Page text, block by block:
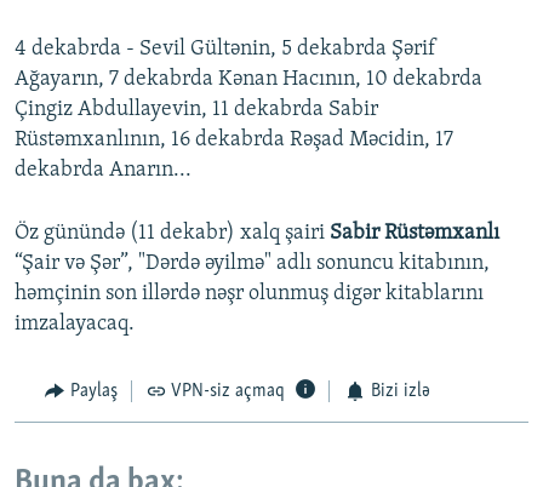
4 dekabrda - Sevil Gültənin, 5 dekabrda Şərif
Ağayarın, 7 dekabrda Kənan Hacının, 10 dekabrda
Çingiz Abdullayevin, 11 dekabrda Sabir
Rüstəmxanlının, 16 dekabrda Rəşad Məcidin, 17
dekabrda Anarın...
Öz günündə (11 dekabr) xalq şairi Sabir Rüstəmxanlı
“Şair və Şər”, "Dərdə əyilmə" adlı sonuncu kitabının,
həmçinin son illərdə nəşr olunmuş digər kitablarını
imzalayacaq.
Paylaş VPN-siz açmaq Bizi izlə